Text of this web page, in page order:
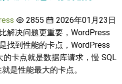
2855
2026年01月23日
解决问题更重要，WordPress
找到性能的卡点，WordPress
卡点就是数据库请求，慢 SQL
是性能最大的卡点。